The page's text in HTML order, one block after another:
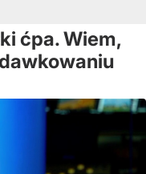
ćpa. Wiem,